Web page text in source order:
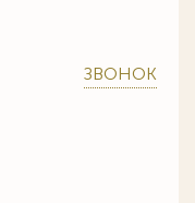
ЗВОНОК